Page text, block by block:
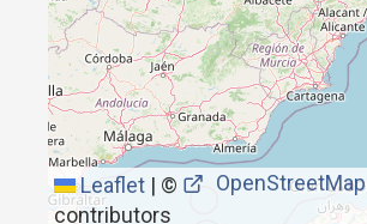
Leaflet | ©
OpenStreetMap
contributors